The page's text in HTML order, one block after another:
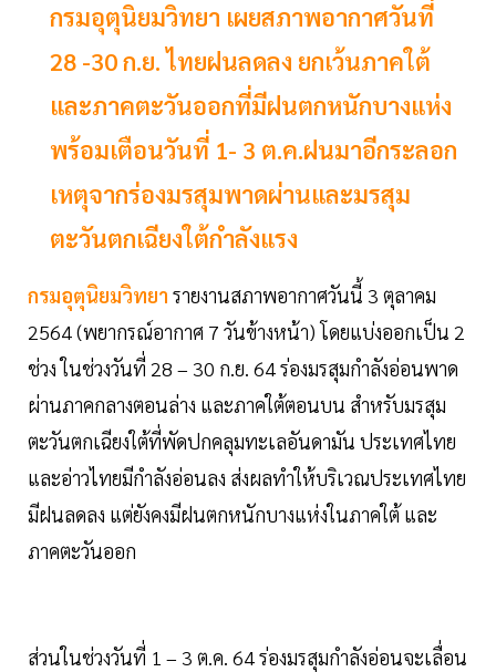
กรมอุตุนิยมวิทยา เผยสภาพอากาศวันที่
28 -30 ก.ย. ไทยฝนลดลง ยกเว้นภาคใต้
และภาคตะวันออกที่มีฝนตกหนักบางแห่ง
พร้อมเตือนวันที่ 1- 3 ต.ค.ฝนมาอีกระลอก
เหตุจากร่องมรสุมพาดผ่านและมรสุม
ตะวันตกเฉียงใต้กำลังแรง
กรมอุตุนิยมวิทยา รายงานสภาพอากาศวันนี้ 3 ตุลาคม
2564 (พยากรณ์อากาศ 7 วันข้างหน้า) โดยแบ่งออกเป็น 2
ช่วง ในช่วงวันที่ 28 – 30 ก.ย. 64 ร่องมรสุมกำลังอ่อนพาด
ผ่านภาคกลางตอนล่าง และภาคใต้ตอนบน สำหรับมรสุม
ตะวันตกเฉียงใต้ที่พัดปกคลุมทะเลอันดามัน ประเทศไทย
และอ่าวไทยมีกำลังอ่อนลง ส่งผลทำให้บริเวณประเทศไทย
มีฝนลดลง แต่ยังคงมีฝนตกหนักบางแห่งในภาคใต้ และ
ภาคตะวันออก
ส่วนในช่วงวันที่ 1 – 3 ต.ค. 64 ร่องมรสุมกำลังอ่อนจะเลื่อน